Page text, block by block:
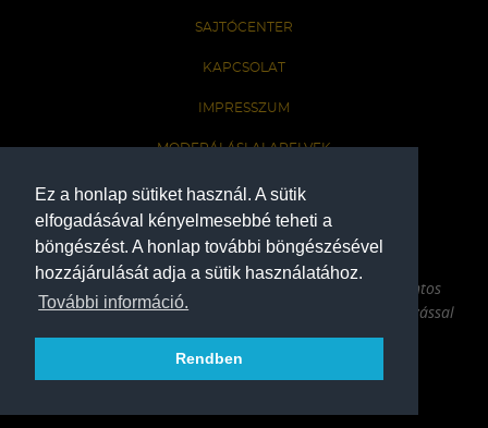
Ez a honlap sütiket használ. A sütik
elfogadásával kényelmesebbé teheti a
böngészést. A honlap további böngészésével
hozzájárulását adja a sütik használatához.
További információ.
Rendben
SAJTÓCENTER
KAPCSOLAT
IMPRESSZUM
MODERÁLÁSI ALAPELVEK
HONLAP ADATKEZELÉSI TÁJÉKOZTATÓ
A Ferencvárosi Torna Club hivatalos honlapja
Az oldalon található írott és képi anyagok csak a forrás pontos
megjelölésével, internetes felhasználás esetén aktív hivatkozással
használhatóak fel.